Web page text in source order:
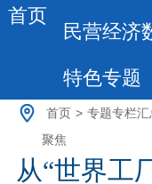
首页
民营经济
特色专题
首页 > 专题专栏汇
聚焦
从“世界工